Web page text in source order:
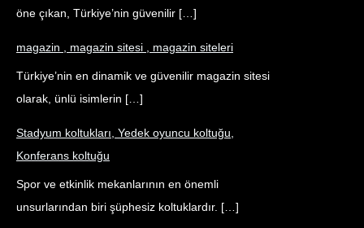
öne çıkan, Türkiye’nin güvenilir […]
magazin , magazin sitesi , magazin siteleri
Türkiye’nin en dinamik ve güvenilir magazin sitesi
olarak, ünlü isimlerin […]
Stadyum koltukları, Yedek oyuncu koltuğu,
Konferans koltuğu
Spor ve etkinlik mekanlarının en önemli
unsurlarından biri şüphesiz koltuklardır. […]